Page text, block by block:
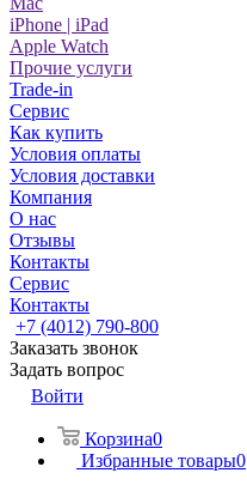
iPhone | iPad
Apple Watch
Прочие услуги
Trade-in
Сервис
Как купить
Условия оплаты
Условия доставки
Компания
О нас
Отзывы
Контакты
Сервис
Контакты
+7 (4012) 790-800
Заказать звонок
Задать вопрос
Войти
Корзина0
Избранные товары0